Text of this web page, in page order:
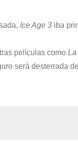
Ice Age 3 iba
películas como La
será desterrada